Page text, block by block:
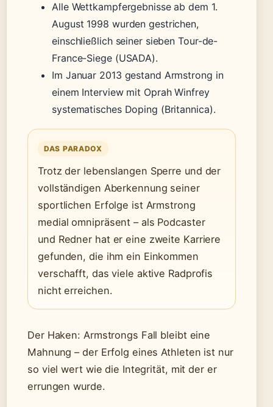
Alle Wettkampfergebnisse ab dem 1.
August 1998 wurden gestrichen,
einschließlich seiner sieben Tour-de-
France-Siege (USADA).
Im Januar 2013 gestand Armstrong in
einem Interview mit Oprah Winfrey
systematisches Doping (Britannica).
DAS PARADOX
Trotz der lebenslangen Sperre und der
vollständigen Aberkennung seiner
sportlichen Erfolge ist Armstrong
medial omnipräsent – als Podcaster
und Redner hat er eine zweite Karriere
gefunden, die ihm ein Einkommen
verschafft, das viele aktive Radprofis
nicht erreichen.
Der Haken: Armstrongs Fall bleibt eine
Mahnung – der Erfolg eines Athleten ist nur
so viel wert wie die Integrität, mit der er
errungen wurde.